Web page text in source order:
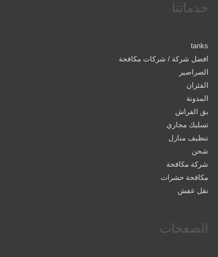
خدماتنا
tanks
افضل شركة / شركات مكافحة
الصراصير
الفئران
المدونة
بق الفراش
تسليك مجاري
تنظيف منازل
شحن
شركة مكافحة
مكافحة حشرات
نقل عفش
الصفحات